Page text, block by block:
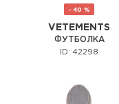
- 40 %
VETEMENTS
ФУТБОЛКА
ID: 42298